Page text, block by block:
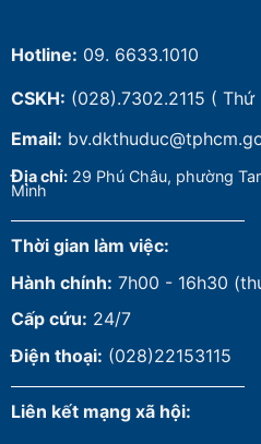
Hotline: 09. 6633.1010
CSKH: (028).7302.2115 ( Thứ
Email:
Địa chỉ: 29 Phú Châu, phường
Minh
Thời gian làm việc:
Hành chính: 7h00 - 16h30
Cấp cứu: 24/7
Điện thoại: (028)22153115
Liên kết mạng xã hội: